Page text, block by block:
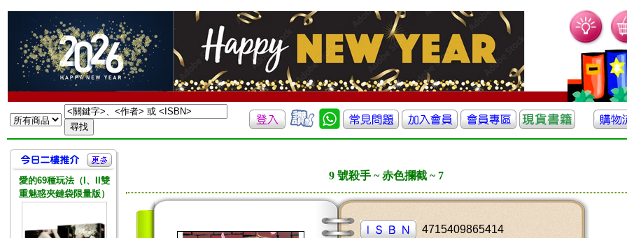
愛的69種玩法（I、II雙
重魅惑夾鏈袋限量版）
9 號殺手 ~ 赤色攔截 ~ 7
4715409865414